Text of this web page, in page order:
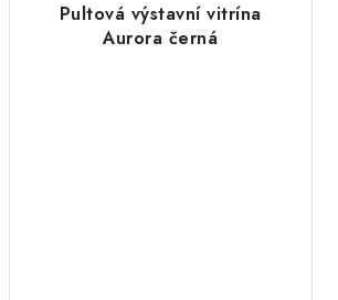
Pultová výstavní vitrína
Aurora černá